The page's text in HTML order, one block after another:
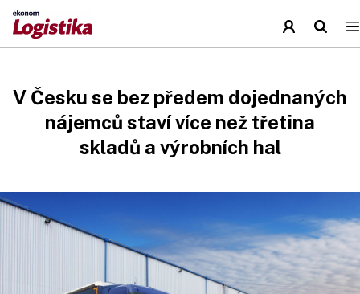
V Česku se bez předem dojednaných
nájemců staví více než třetina
skladů a výrobních hal